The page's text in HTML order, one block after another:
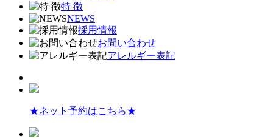
特 徴
NEWS
採用情報
お問い合わせ
アレルギー表記
★ネット予約はこちら★